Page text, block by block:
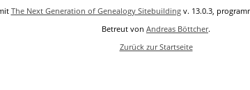
The Next Generation of Genealogy Sitebuildingv. 13.0.3,
Betreut von Andreas Böttcher.
Zurück zur Startseite